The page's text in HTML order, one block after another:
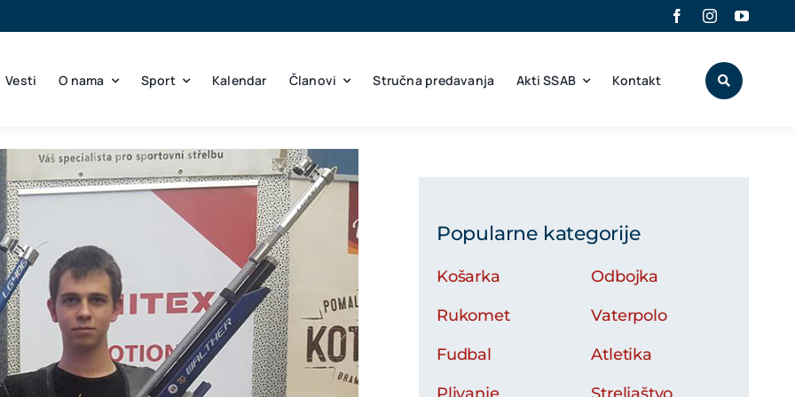
Vesti O nama Sport Kalendar Članovi Stručna predavanja Akti SSAB Kontakt
Popularne kategorije
Košarka
Rukomet
Fudbal
Odbojka
Vaterpolo
Atletika